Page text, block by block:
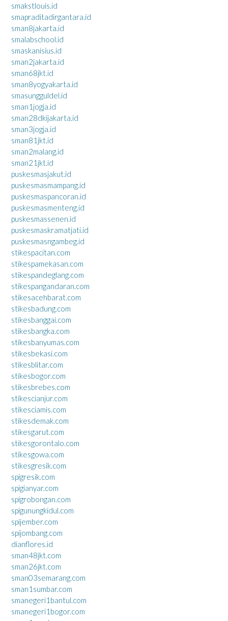
smakstlouis.id
smapraditadirgantara.id
sman8jakarta.id
smalabschool.id
smaskanisius.id
sman2jakarta.id
sman68jkt.id
sman8yogyakarta.id
smasungguldel.id
sman1jogja.id
sman28dkijakarta.id
sman3jogja.id
sman81jkt.id
sman2malang.id
sman21jkt.id
puskesmasjakut.id
puskesmasmampang.id
puskesmaspancoran.id
puskesmasmenteng.id
puskesmassenen.id
puskesmaskramatjati.id
puskesmasngambeg.id
stikespacitan.com
stikespamekasan.com
stikespandeglang.com
stikespangandaran.com
stikesacehbarat.com
stikesbadung.com
stikesbanggai.com
stikesbangka.com
stikesbanyumas.com
stikesbekasi.com
stikesblitar.com
stikesbogor.com
stikesbrebes.com
stikescianjur.com
stikesciamis.com
stikesdemak.com
stikesgarut.com
stikesgorontalo.com
stikesgowa.com
stikesgresik.com
spigresik.com
spigianyar.com
spigrobongan.com
spigunungkidul.com
spijember.com
spijombang.com
dianflores.id
sman48jkt.com
sman26jkt.com
sman03semarang.com
sman1sumbar.com
smanegeri1bantul.com
smanegeri1bogor.com